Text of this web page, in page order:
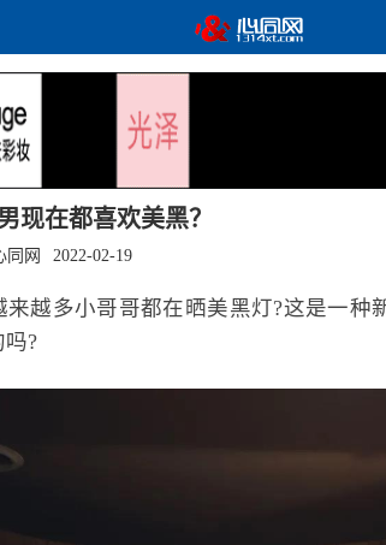
现在都喜欢美黑？
同网 2022-02-19
来越多小哥哥都在晒美黑灯?这是一种
?